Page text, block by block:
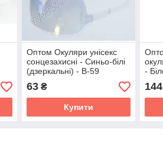
Оптом Окуляри унісекс
сонцезахисні - Синьо-білі
(дзеркальні) - B-59
63₴
Купити
-
144